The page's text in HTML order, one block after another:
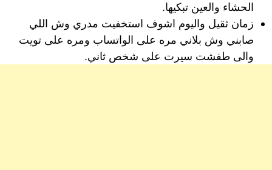
الحشاء والعين تبكيها.
زمان ثقيل واليوم اشوف استخفيت مدري وش اللي
صابني وش بلاني مره على الواتساب ومره على تويت
والى طفشت سيرت على شخص ثاني.